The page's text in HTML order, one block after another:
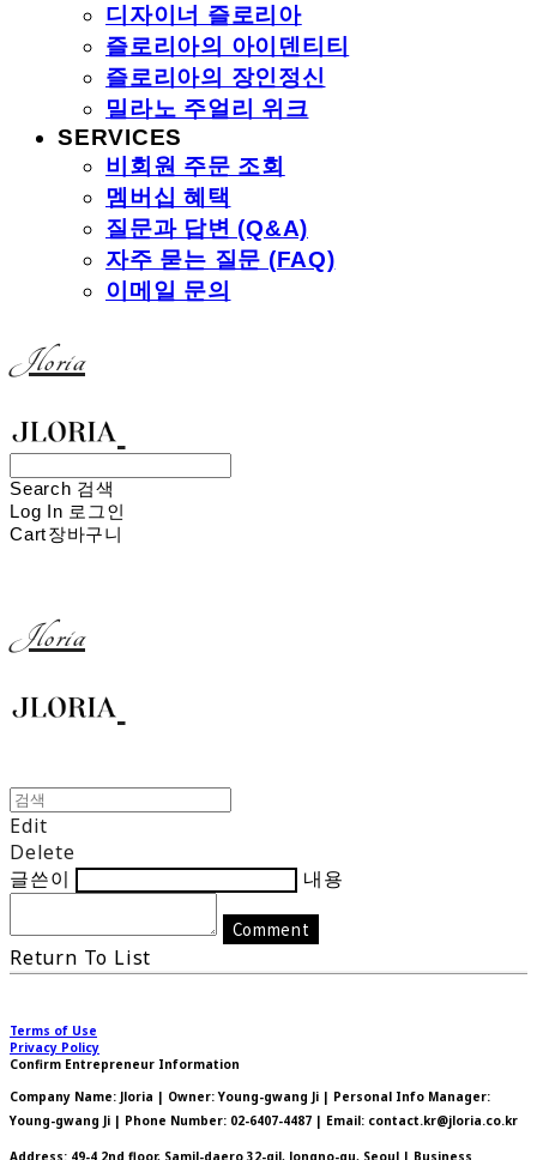
디자이너 즐로리아
즐로리아의 아이덴티티
즐로리아의 장인정신
밀라노 주얼리 위크
SERVICES
비회원 주문 조회
멤버십 혜택
질문과 답변 (Q&A)
자주 묻는 질문 (FAQ)
이메일 문의
Jloria
Search 검색
Log In 로그인
Cart장바구니
Jloria
Edit
Delete
글쓴이
내용
Comment
Return To List
Terms of Use
Privacy Policy
Confirm Entrepreneur Information
Company Name: Jloria | Owner: Young-gwang Ji | Personal Info Manager:
Young-gwang Ji | Phone Number: 02-6407-4487 | Email: contact.kr@jloria.co.kr
Address: 49-4 2nd floor, Samil-daero 32-gil, Jongno-gu, Seoul | Business